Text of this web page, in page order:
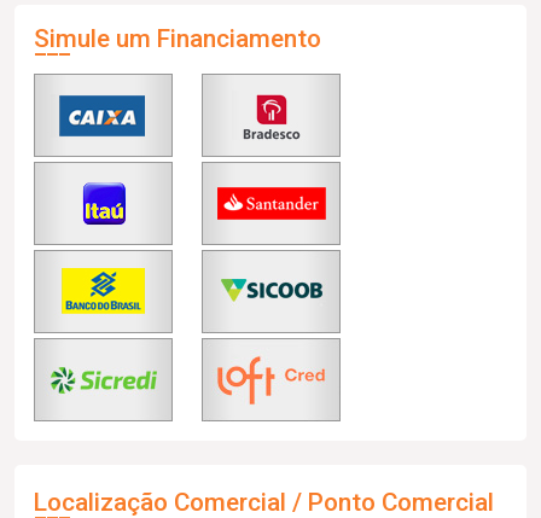
Simule um Financiamento
Localização Comercial / Ponto Comercial